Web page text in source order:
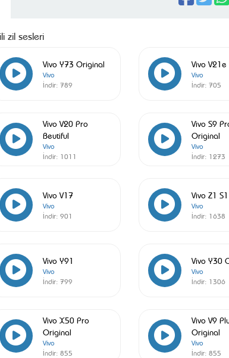
zil sesleri
Vivo Y73 Original
Vivo
İndir: 789
Vivo
Vivo
İndir: 705
Vivo V20 Pro
Beutiful
Vivo
İndir: 1011
Vivo S9
Original
Vivo
İndir: 1273
Vivo V17
Vivo
İndir: 901
Vivo Z1
Vivo
İndir: 1638
Vivo Y91
Vivo
İndir: 799
Vivo Y30
Vivo
İndir: 1306
Vivo X50 Pro
Original
Vivo
İndir: 855
Vivo V9
Original
Vivo
İndir: 855